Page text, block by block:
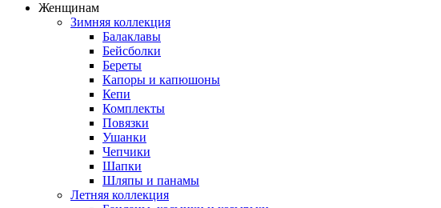
Женщинам
Зимняя коллекция
Балаклавы
Бейсболки
Береты
Капоры и капюшоны
Кепи
Комплекты
Повязки
Ушанки
Чепчики
Шапки
Шляпы и панамы
Летняя коллекция